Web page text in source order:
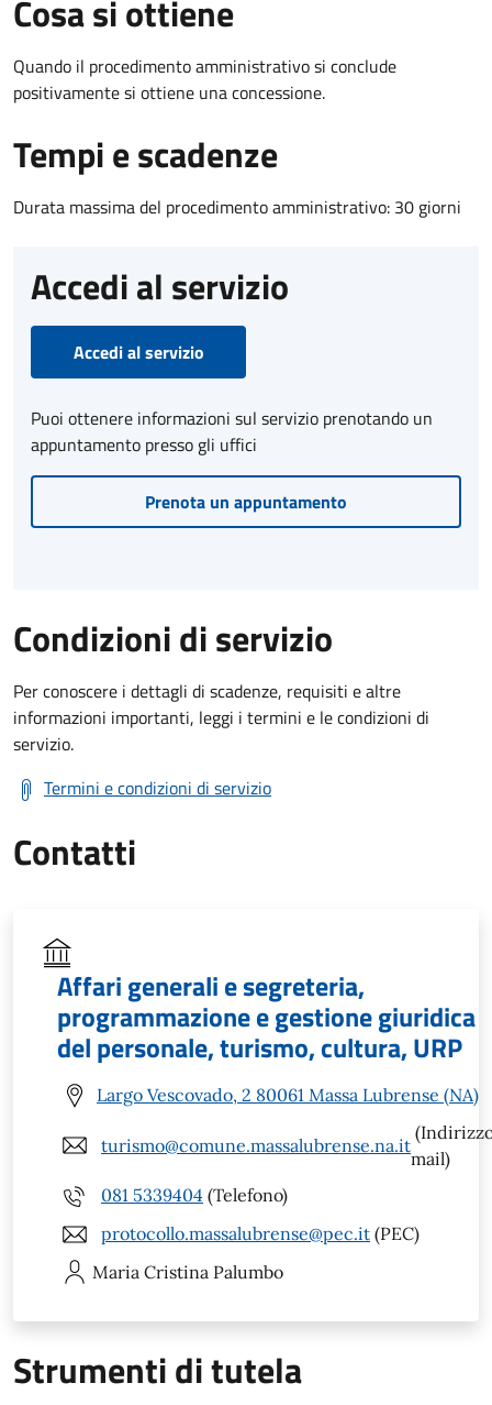
Cosa si ottiene
Quando il procedimento amministrativo si conclude
positivamente si ottiene una concessione.
Tempi e scadenze
Durata massima del procedimento amministrativo: 30 giorni
Accedi al servizio
Accedi al servizio
Puoi ottenere informazioni sul servizio prenotando un
appuntamento presso gli uffici
Prenota un appuntamento
Condizioni di servizio
Per conoscere i dettagli di scadenze, requisiti e altre
informazioni importanti, leggi i termini e le condizioni di
servizio.
Termini e condizioni di servizio
Contatti
Affari generali e segreteria,
programmazione e gestione giuridica
del personale, turismo, cultura, URP
Largo Vescovado, 2 80061 Massa Lubrense (NA)
turismo@comune.massalubrense.na.it
mail)
081 5339404 (Telefono)
protocollo.massalubrense@pec.it (PEC)
Maria Cristina Palumbo
Strumenti di tutela